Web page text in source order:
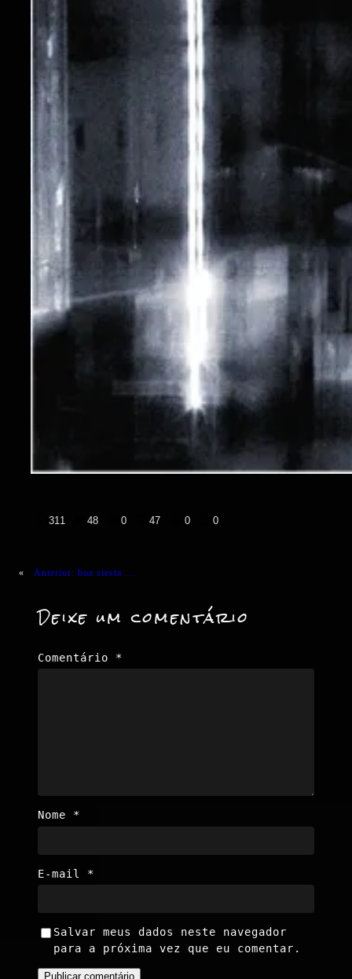
311 48 0 47 0 0
« Anterior: boa siesta …
Deixe um comentário
Comentário *
Nome *
E-mail *
Salvar meus dados neste navegador
para a próxima vez que eu comentar.